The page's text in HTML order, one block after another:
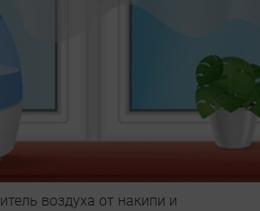
воздуха от накипи и